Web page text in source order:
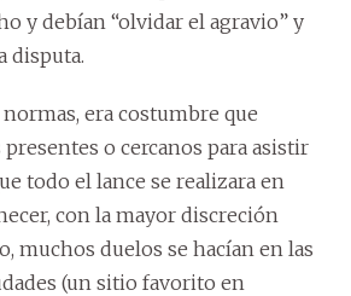
y debían “olvidar el agravio” y
disputa.
normas, era costumbre que
o cercanos para asistir
todo el lance se realizara en
con la mayor discreción
muchos duelos se hacían en las
(un sitio favorito en